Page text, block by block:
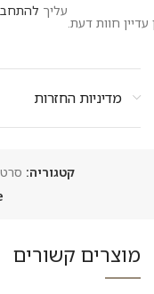
עדיין חוות דעת.
עליך
מדיניות החזרות
קטגוריה:
מוצרים קשורים